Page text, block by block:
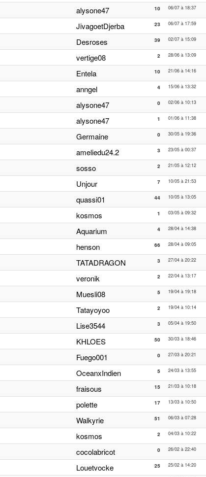
alysone47 10 06/07 à 18:37
JivagoetDjerba 23 06/07 à 17:59
Desroses 39 02/07 à 15:09
vertige08 2 28/06 à 13:09
Entela 10 21/06 à 14:16
anngel 4 15/06 à 13:32
alysone47 0 02/06 à 10:13
alysone47 1 01/06 à 11:38
Germaine 0 30/05 à 19:36
ameliedu24.2 3 23/05 à 00:37
sosso 2 21/05 à 12:12
Unjour 7 10/05 à 21:53
quassi01 44 10/05 à 13:05
kosmos 1 03/05 à 09:32
Aquarium 4 28/04 à 14:38
henson 66 28/04 à 09:05
TATADRAGON 3 27/04 à 20:22
veronik 2 22/04 à 13:17
Muesli08 5 19/04 à 19:18
Tatayoyoo 2 19/04 à 10:14
Lise3544 3 05/04 à 19:50
KHLOES 50 30/03 à 18:46
Fuego001 0 27/03 à 20:21
OceanxIndien 5 24/03 à 13:55
fraisous 15 21/03 à 10:18
polette 17 13/03 à 10:50
Walkyrie 51 06/03 à 07:28
kosmos 2 04/03 à 10:22
cocolabricot 0 26/02 à 22:40
Louetvocke 25 25/02 à 14:20